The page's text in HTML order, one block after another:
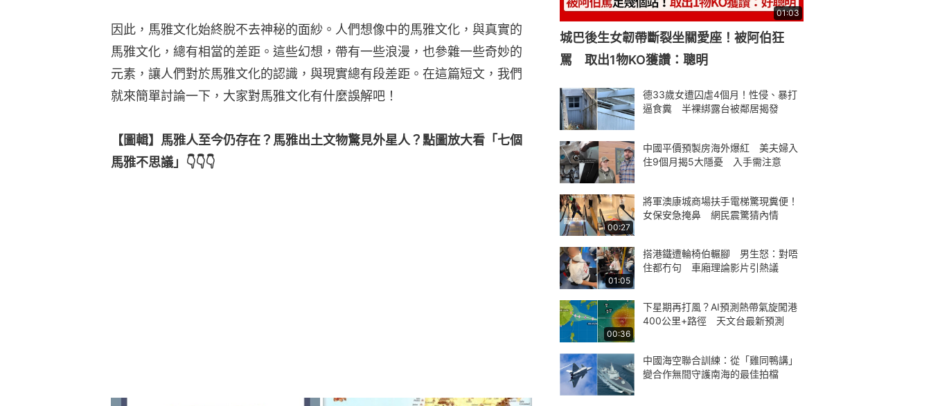
因此，馬雅文化始終脫不去神秘的面紗。人們想像中的馬雅文化，與真實的
馬雅文化，總有相當的差距。這些幻想，帶有一些浪漫，也參雜一些奇妙的
元素，讓人們對於馬雅文化的認識，與現實總有段差距。在這篇短文，我們
就來簡單討論一下，大家對馬雅文化有什麼誤解吧！
【圖輯】馬雅人至今仍存在？馬雅出土文物驚見外星人？點圖放大看「七個
馬雅不思議」👇👇👇
01:03
城巴後生女韌帶斷裂坐關愛座！被阿伯狂
罵 取出1物KO獲讚：聰明
德33歲女遭囚虐4個月！性侵、暴打
逼食糞 半裸綁露台被鄰居揭發
中國平價預製房海外爆紅 美夫婦入
住9個月揭5大隱憂 入手需注意
00:27
將軍澳康城商場扶手電梯驚現糞便！
女保安急掩鼻 網民震驚猜內情
01:05
搭港鐵遭輪椅伯輾腳 男生怒：對唔
住都冇句 車廂理論影片引熱議
00:36
下星期再打風？AI預測熱帶氣旋闖港
400公里+路徑 天文台最新預測
中國海空聯合訓練：從「雞同鴨講」
變合作無間守護南海的最佳拍檔